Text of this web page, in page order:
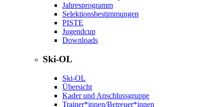
Jahresprogramm
Selektionsbestimmungen
PISTE
Jugendcup
Downloads
Ski-OL
Ski-OL
Übersicht
Kader und Anschlussgruppe
Trainer*innen/Betreuer*innen